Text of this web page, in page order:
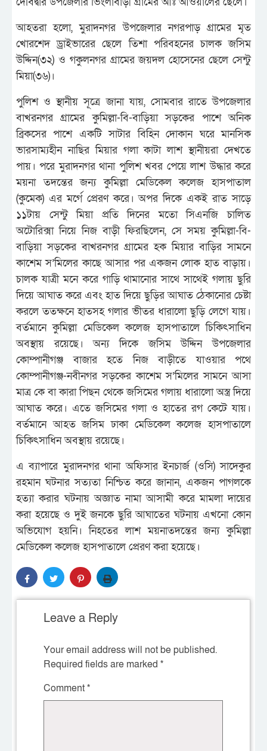
আহতরা হলো, মুরাদনগর উপজেলার নগরপাড় গ্রামের মৃত
খোরশেদ ড্রাইভারের ছেলে তিশা পরিবহনের চালক জসিম
উদ্দিন(৩২) ও গকুলনগর গ্রামের জয়দল হোসেনের ছেলে সেন্টু
মিয়া(৩৬)।
পুলিশ ও স্থানীয় সূত্রে জানা যায়, সোমবার রাতে উপজেলার
বাখরনগর গ্রামের কুমিল্লা-বি-বাড়িয়া সড়কের পাশে অনিক
ব্রিকসের পাশে একটি সাটার বিহিন দোকান ঘরে মানসিক
ভারসাম্যহীন নাছির মিয়ার গলা কাটা লাশ স্থানীয়রা দেখতে
পায়। পরে মুরাদনগর থানা পুলিশ খবর পেয়ে লাশ উদ্ধার করে
ময়না তদন্তের জন্য কুমিল্লা মেডিকেল কলেজ হাসপাতাল
(কুমেক) এর মর্গে প্রেরণ করে। অপর দিকে একই রাত সাড়ে
১১টায় সেন্টু মিয়া প্রতি দিনের মতো সিএনজি চালিত
অটোরিক্সা নিয়ে নিজ বাড়ী ফিরছিলেন, সে সময় কুমিল্লা-বি-
বাড়িয়া সড়কের বাখরনগর গ্রামের হক মিয়ার বাড়ির সামনে
কাশেম স’মিলের কাছে আসার পর একজন লোক হাত বাড়ায়।
চালক যাত্রী মনে করে গাড়ি থামানোর সাথে সাথেই গলায় ছুরি
দিয়ে আঘাত করে এবং হাত দিয়ে ছুড়ির আঘাত ঠেকানোর চেষ্টা
করলে ততক্ষনে হাতসহ গলার ভীতর ধারালো ছুড়ি লেগে যায়।
বর্তমানে কুমিল্লা মেডিকেল কলেজ হাসপাতালে চিকিৎসাধিন
অবস্থায় রয়েছে। অন্য দিকে জসিম উদ্দিন উপজেলার
কোম্পানীগঞ্জ বাজার হতে নিজ বাড়ীতে যাওয়ার পথে
কোম্পানীগঞ্জ-নবীনগর সড়কের কাশেম স’মিলের সামনে আসা
মাত্র কে বা কারা পিছন থেকে জসিমের গলায় ধারালো অস্ত্র দিয়ে
আঘাত করে। এতে জসিমের গলা ও হাতের রগ কেটে যায়।
বর্তমানে আহত জসিম ঢাকা মেডিকেল কলেজ হাসপাতালে
চিকিৎসাধিন অবস্থায় রয়েছে।
এ ব্যাপারে মুরাদনগর থানা অফিসার ইনচার্জ (ওসি) সাদেকুর
রহমান ঘটনার সত্যতা নিশ্চিত করে জানান, একজন পাগলকে
হত্যা করার ঘটনায় অজ্ঞাত নামা আসামী করে মামলা দায়ের
করা হয়েছে ও দুই জনকে ছুরি আঘাতের ঘটনায় এখনো কোন
অভিযোগ হয়নি। নিহতের লাশ ময়নাতদন্তের জন্য কুমিল্লা
মেডিকেল কলেজ হাসপাতালে প্রেরণ করা হয়েছে।
Leave a Reply
Your email address will not be published.
Required fields are marked *
Comment*